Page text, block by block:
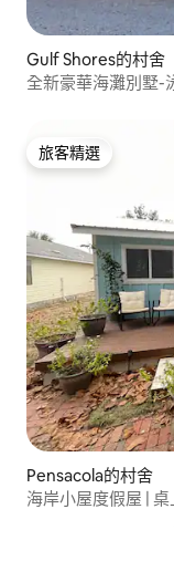
Gulf Shores的村舍
全新豪華海灘別墅-
旅客精選
旅客精選
Pensacola的村舍
海岸小屋度假屋 |